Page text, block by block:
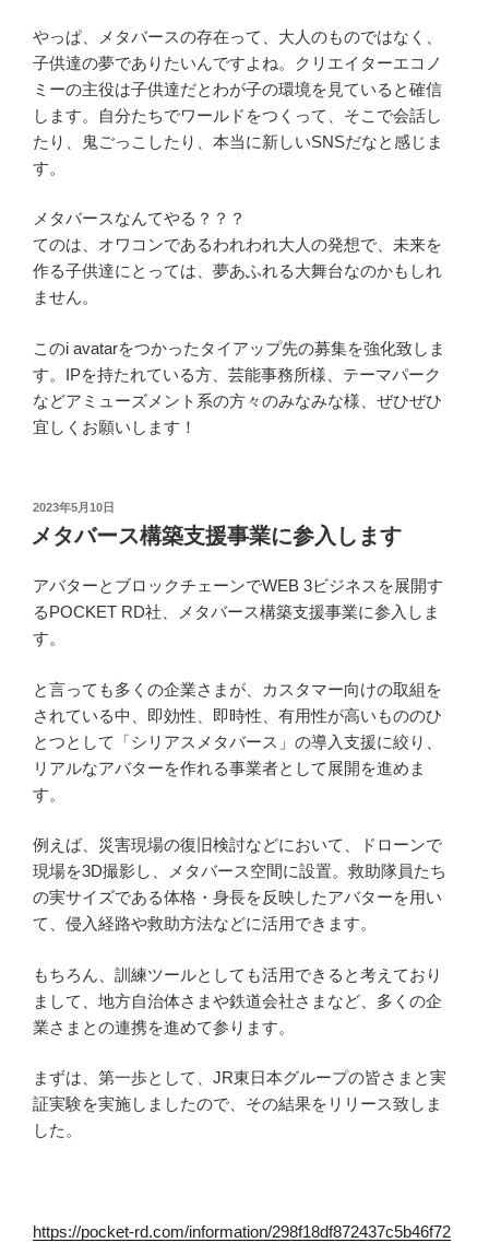
やっぱ、メタバースの存在って、大人のものではなく、
子供達の夢でありたいんですよね。クリエイターエコノ
ミーの主役は子供達だとわが子の環境を見ていると確信
します。自分たちでワールドをつくって、そこで会話し
たり、鬼ごっこしたり、本当に新しいSNSだなと感じま
す。
メタバースなんてやる？？？
てのは、オワコンであるわれわれ大人の発想で、未来を
作る子供達にとっては、夢あふれる大舞台なのかもしれ
ません。
このi avatarをつかったタイアップ先の募集を強化致しま
す。IPを持たれている方、芸能事務所様、テーマパーク
などアミューズメント系の方々のみなみな様、ぜひぜひ
宜しくお願いします！
投
日:
2023年5月10日
メタバース構築支援事業に参入します
アバターとブロックチェーンでWEB 3ビジネスを展開す
るPOCKET RD社、メタバース構築支援事業に参入しま
す。
と言っても多くの企業さまが、カスタマー向けの取組を
されている中、即効性、即時性、有用性が高いもののひ
とつとして「シリアスメタバース」の導入支援に絞り、
リアルなアバターを作れる事業者として展開を進めま
す。
例えば、災害現場の復旧検討などにおいて、ドローンで
現場を3D撮影し、メタバース空間に設置。救助隊員たち
の実サイズである体格・身長を反映したアバターを用い
て、侵入経路や救助方法などに活用できます。
もちろん、訓練ツールとしても活用できると考えており
まして、地方自治体さまや鉄道会社さまなど、多くの企
業さまとの連携を進めて参ります。
まずは、第一歩として、JR東日本グループの皆さまと実
証実験を実施しましたので、その結果をリリース致しま
した。
https://pocket-rd.com/information/298f18df872437c5b46f72